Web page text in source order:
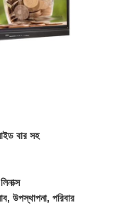
বার সহ
উপস্থাপনা, পরিবার